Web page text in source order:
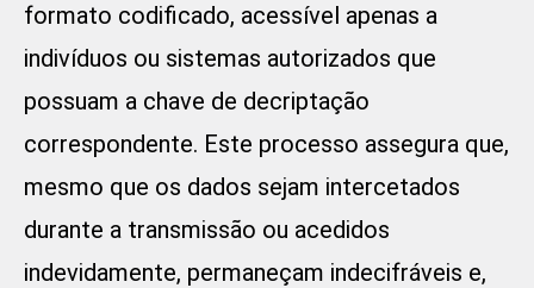
formato codificado, acessível apenas a
indivíduos ou sistemas autorizados que
possuam a chave de decriptação
correspondente. Este processo assegura que,
mesmo que os dados sejam intercetados
durante a transmissão ou acedidos
indevidamente, permaneçam indecifráveis e,